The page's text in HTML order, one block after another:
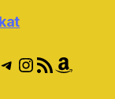
Telegram
Instagram
RSS FeedAmazon